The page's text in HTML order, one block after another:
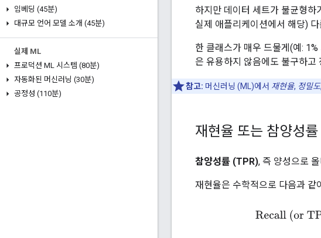
임베딩 (45분)
대규모 언어 모델 소개 (45분)
실제 ML
프로덕션 ML 시스템 (80분)
자동화된 머신러닝 (30분)
공정성 (110분)
하지만 데이터 세트가 불균형하
실제 애플리케이션에서 해당)
한 클래스가 매우 드물게(예:
은 유용하지 않음에도 불구하고
참고: 머신러닝 (ML)에서 재현율, 정밀도,
재현율 또는 참양성률
참양성률 (TPR), 즉 양성으로
재현율은 수학적으로 다음과 같
Recall (or TPR)